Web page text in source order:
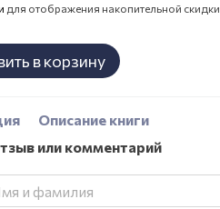
для отображения накопительной скидки
в корзину
Описание книги
или комментарий